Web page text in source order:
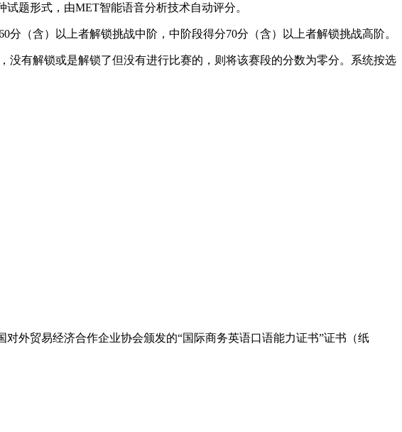
题形式，由MET智能语音分析技术自动评分。
（含）以上者解锁挑战中阶，中阶段得分70分（含）以上者解锁挑战高阶。
有解锁或是解锁了但没有进行比赛的，则将该赛段的分数为零分。系统按选
外贸易经济合作企业协会颁发的“国际商务英语口语能力证书”证书（纸